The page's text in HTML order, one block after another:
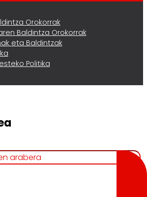
Orokorrak
Baldintza Orokorrak
eta Baldintzak
Politika